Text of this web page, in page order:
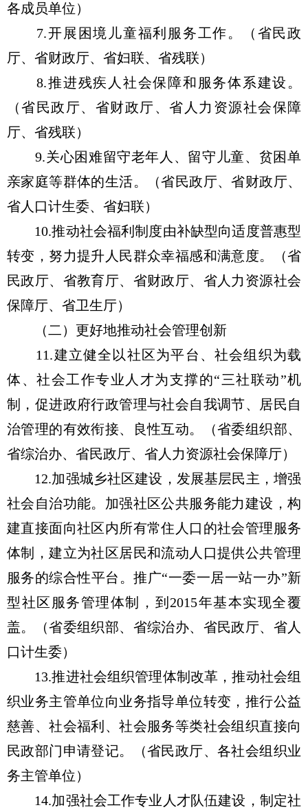
各成员单位）
7.开展困境儿童福利服务工作。（省民政
厅、省财政厅、省妇联、省残联）
8.推进残疾人社会保障和服务体系建设。
（省民政厅、省财政厅、省人力资源社会保障
厅、省残联）
9.关心困难留守老年人、留守儿童、贫困单
亲家庭等群体的生活。（省民政厅、省财政厅、
省人口计生委、省妇联）
10.推动社会福利制度由补缺型向适度普惠型
转变，努力提升人民群众幸福感和满意度。（省
民政厅、省教育厅、省财政厅、省人力资源社会
保障厅、省卫生厅）
（二）更好地推动社会管理创新
11.建立健全以社区为平台、社会组织为载
体、社会工作专业人才为支撑的“三社联动”机
制，促进政府行政管理与社会自我调节、居民自
治管理的有效衔接、良性互动。（省委组织部、
省综治办、省民政厅、省人力资源社会保障厅）
12.加强城乡社区建设，发展基层民主，增强
社会自治功能。加强社区公共服务能力建设，构
建直接面向社区内所有常住人口的社会管理服务
体制，建立为社区居民和流动人口提供公共管理
服务的综合性平台。推广“一委一居一站一办”新
型社区服务管理体制，到2015年基本实现全覆
盖。（省委组织部、省综治办、省民政厅、省人
口计生委）
13.推进社会组织管理体制改革，推动社会组
织业务主管单位向业务指导单位转变，推行公益
慈善、社会福利、社会服务等类社会组织直接向
民政部门申请登记。（省民政厅、各社会组织业
务主管单位）
14.加强社会工作专业人才队伍建设，制定社